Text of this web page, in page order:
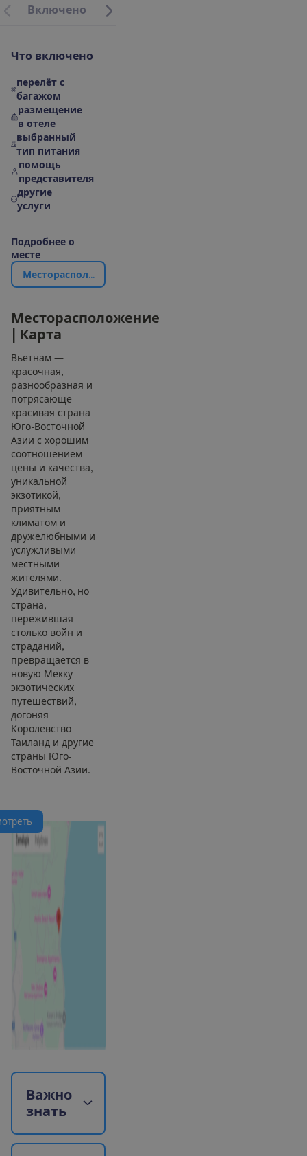
Включено ес
Что включено
перелёт с
багажом
размещение
в отеле
выбранный
тип питания
помощь
представителя
другие
услуги
Подробнее о
месте
Месторасполож
Месторасположение
Карта
Вьетнам —
красочная,
разнообразная и
потрясающе
красивая страна
Юго-Восточной
Азии с хорошим
соотношением
цены и качества,
уникальной
экзотикой,
приятным
климатом и
дружелюбными и
услужливыми
местными
жителями.
Удивительно, но
страна,
пережившая
столько войн и
страданий,
превращается в
новую Мекку
экзотических
путешествий,
догоняя
Королевство
Таиланд и другие
страны Юго-
Восточной Азии.
отреть
Важно
знать